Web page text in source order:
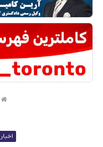
اخبار